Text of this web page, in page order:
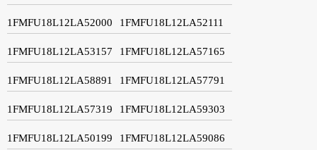
1FMFU18L12LA52000 1FMFU18L12LA52111
1FMFU18L12LA53157 1FMFU18L12LA57165
1FMFU18L12LA58891 1FMFU18L12LA57791
1FMFU18L12LA57319 1FMFU18L12LA59303
1FMFU18L12LA50199 1FMFU18L12LA59086